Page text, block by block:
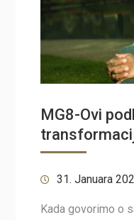
MG8-Ovi
31. Januara
Kada govorimo o